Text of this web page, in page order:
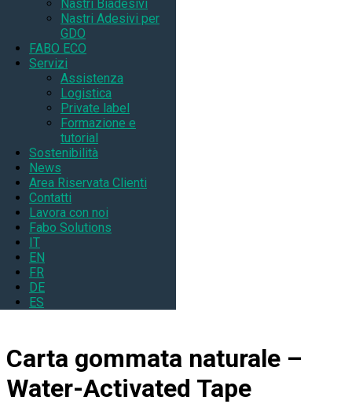
Nastri Biadesivi
Nastri Adesivi per
GDO
FABO ECO
Servizi
Assistenza
Logistica
Private label
Formazione e
tutorial
Sostenibilità
News
Area Riservata Clienti
Contatti
Lavora con noi
Fabo Solutions
IT
EN
FR
DE
ES
Carta gommata naturale –
Water-Activated Tape